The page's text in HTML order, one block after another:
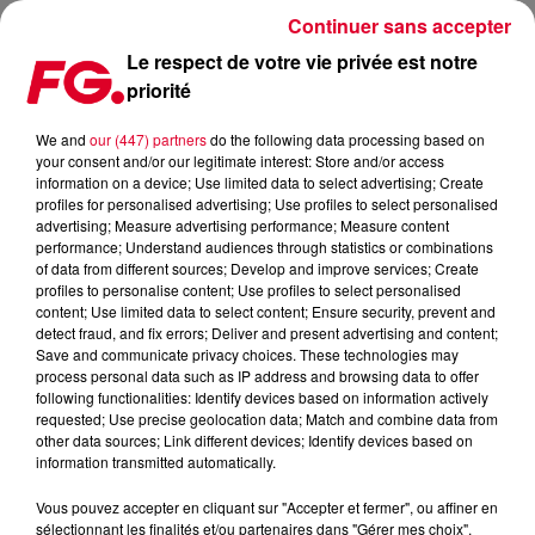
BILLBOARD MUSIC AWARDS 2020: LE PALMARÈS DES
Publié : 15 octobre 2020 à 6h21 par Antony Harari
Le respect de votre vie privée est notre
priorité
We and our (447) partnersdo the following data processing based on
your consent and/or our legitimate interest: Store and/or access
information on a device; Use limited data to select advertising; Create
profiles for personalised advertising; Use profiles to select personalised
advertising; Measure advertising performance; Measure content
performance; Understand audiences through statistics or combinations
of data from different sources; Develop and improve services; Create
profiles to personalise content; Use profiles to select personalised
content; Use limited data to select content; Ensure security, prevent and
detect fraud, and fix errors; Deliver and present advertising and content;
Save and communicate privacy choices. These technologies may
process personal data such as IP address and browsing data to offer
following functionalities: Identify devices based on information actively
requested; Use precise geolocation data; Match and combine data from
other data sources; Link different devices; Identify devices based on
information transmitted automatically.
Vous pouvez accepter en cliquant sur "Accepter et fermer", ou affiner en
sélectionnant les finalités et/ou partenaires dans "Gérer mes choix".
Continuer sans accepter